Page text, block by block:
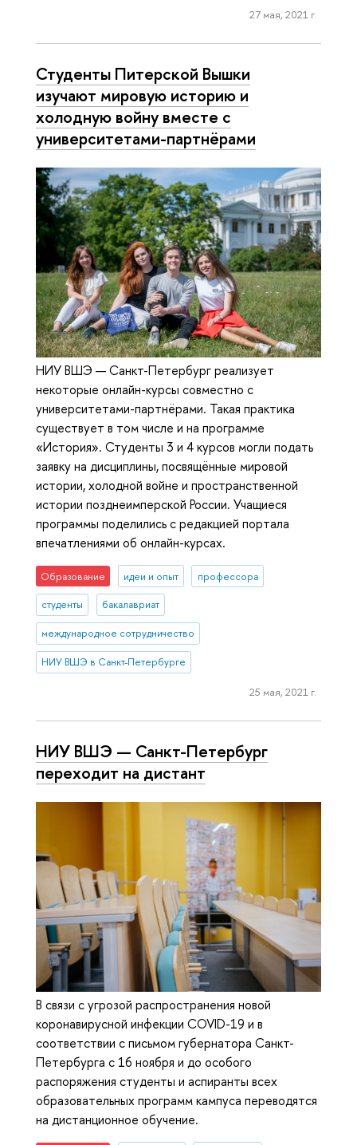
27 мая, 2021 г.
Студенты Питерской Вышки
изучают мировую историю и
холодную войну вместе с
университетами-партнёрами
НИУ ВШЭ — Санкт-Петербург реализует
некоторые онлайн-курсы совместно с
университетами-партнёрами. Такая практика
существует в том числе и на программе
«История». Студенты 3 и 4 курсов могли подать
заявку на дисциплины, посвящённые мировой
истории, холодной войне и пространственной
истории позднеимперской России. Учащиеся
программы поделились с редакцией портала
впечатлениями об онлайн-курсах.
Образование идеи и опыт профессора
студенты бакалавриат
международное сотрудничество
НИУ ВШЭ в Санкт-Петербурге
25 мая, 2021 г.
НИУ ВШЭ — Санкт-Петербург
переходит на дистант
В связи с угрозой распространения новой
коронавирусной инфекции COVID-19 и в
соответствии с письмом губернатора Санкт-
Петербурга с 16 ноября и до особого
распоряжения студенты и аспиранты всех
образовательных программ кампуса переводятся
на дистанционное обучение.